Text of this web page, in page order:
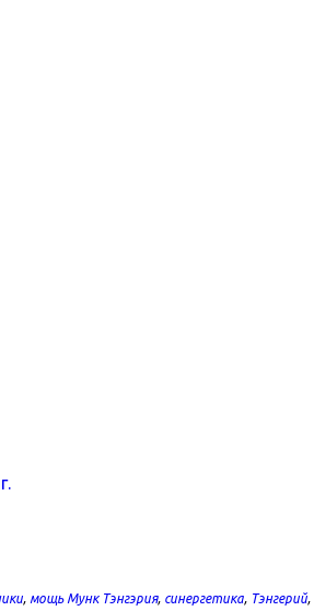
, мощь Мунк Тэнгэрия, синергетика, Тэнгерий,